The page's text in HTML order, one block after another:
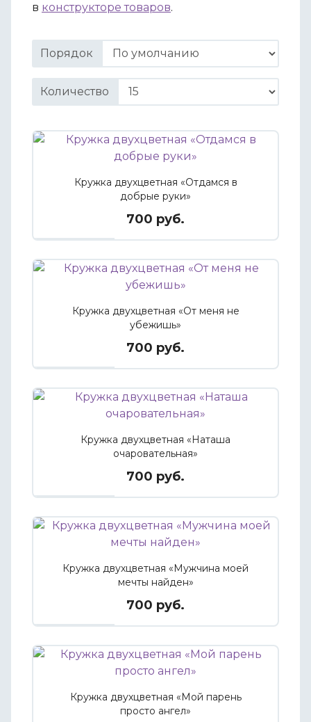
в конструкторе товаров.
Порядок
Количество
Кружка двухцветная «Отдамся в
добрые руки»
700 руб.
Кружка двухцветная «От меня не
убежишь»
700 руб.
Кружка двухцветная «Наташа
очаровательная»
700 руб.
Кружка двухцветная «Мужчина моей
мечты найден»
700 руб.
Кружка двухцветная «Мой парень
просто ангел»